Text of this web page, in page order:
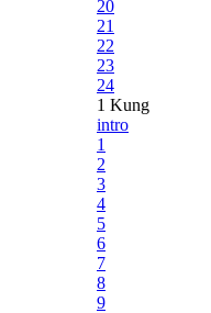
20
21
22
23
24
1 Kung
intro
1
2
3
4
5
6
7
8
9